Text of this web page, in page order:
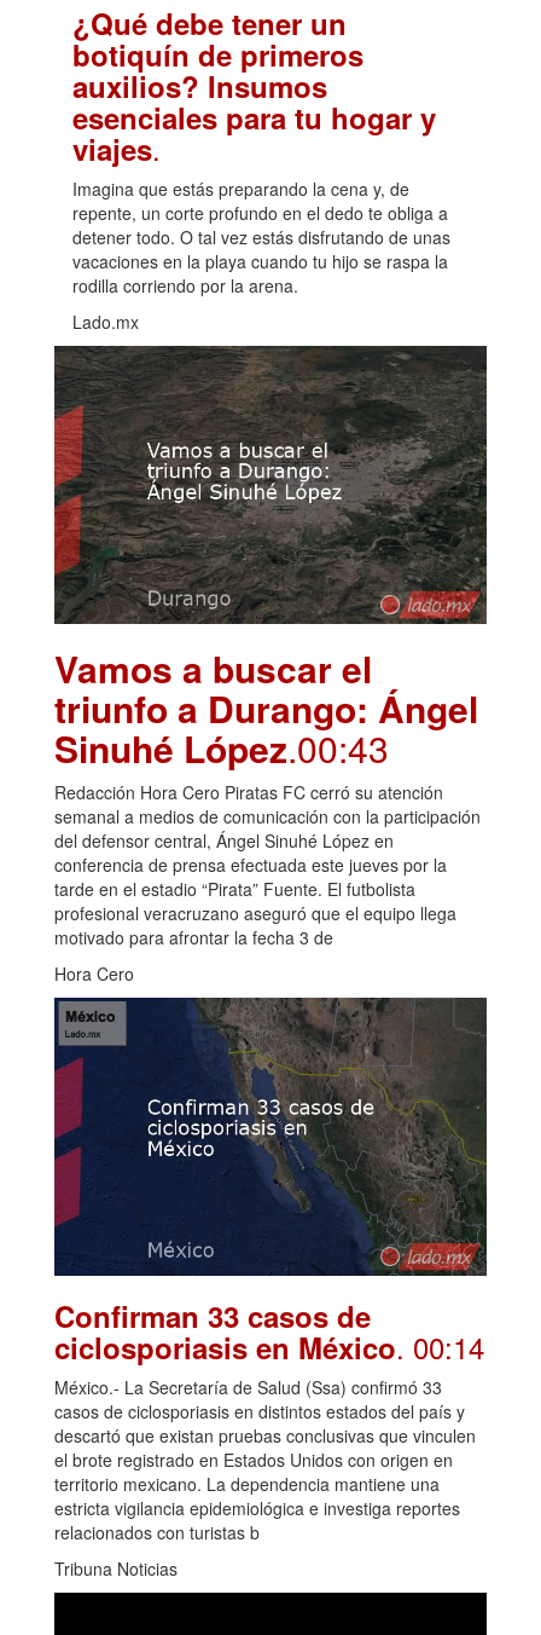
¿Qué debe tener un
botiquín de primeros
auxilios? Insumos
esenciales para tu hogar y
viajes.
Imagina que estás preparando la cena y, de
repente, un corte profundo en el dedo te obliga a
detener todo. O tal vez estás disfrutando de unas
vacaciones en la playa cuando tu hijo se raspa la
rodilla corriendo por la arena.
Lado.mx
Vamos a buscar el
triunfo a Durango: Ángel
Sinuhé López.00:43
Redacción Hora Cero Piratas FC cerró su atención
semanal a medios de comunicación con la participación
del defensor central, Ángel Sinuhé López en
conferencia de prensa efectuada este jueves por la
tarde en el estadio “Pirata” Fuente. El futbolista
profesional veracruzano aseguró que el equipo llega
motivado para afrontar la fecha 3 de
Hora Cero
Confirman 33 casos de
ciclosporiasis en México. 00:14
México.- La Secretaría de Salud (Ssa) confirmó 33
casos de ciclosporiasis en distintos estados del país y
descartó que existan pruebas conclusivas que vinculen
el brote registrado en Estados Unidos con origen en
territorio mexicano. La dependencia mantiene una
estricta vigilancia epidemiológica e investiga reportes
relacionados con turistas b
Tribuna Noticias